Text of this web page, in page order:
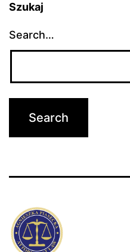
Szukaj
Search…